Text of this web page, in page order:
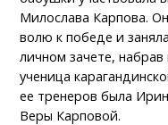
Милослава Карпова.
волю к победе и
личном зачете,
ученица
ее тренеров была
Веры Карповой.